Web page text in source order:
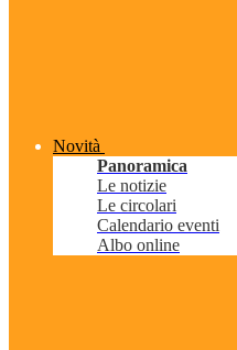
Novità
Panoramica
Le notizie
Le circolari
Calendario eventi
Albo online